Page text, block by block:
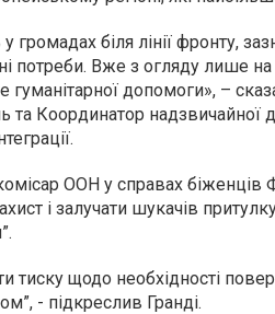
у громадах біля лінії фронту,
потреби. Вже з огляду лише
гуманітарної допомоги», –
та Координатор надзвичайної
ООН у справах біженців
і залучати шукачів
тиску щодо необхідності
- підкреслив Гранді.